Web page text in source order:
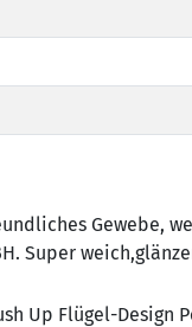
Gewebe,
Super
Up Flügel-Design